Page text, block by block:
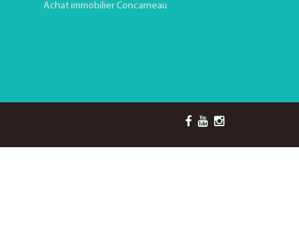
Achat immobilier Concarneau